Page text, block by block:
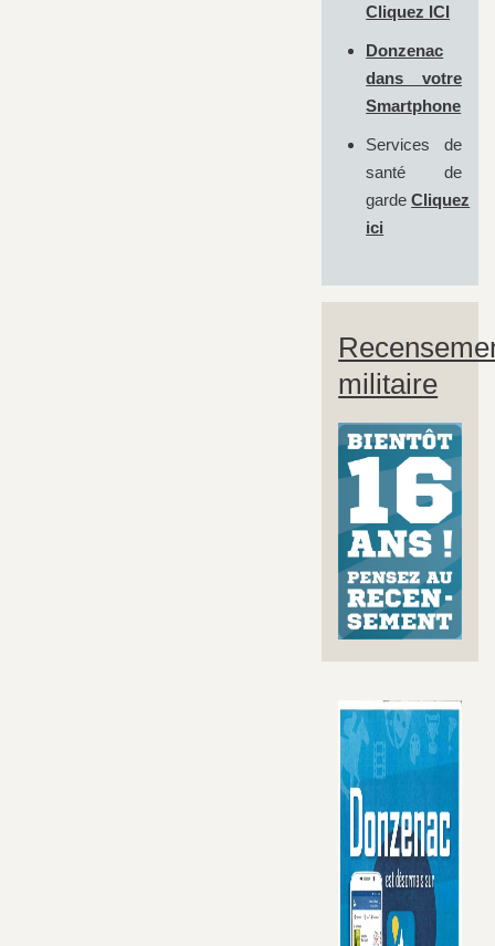
Cliquez ICI
Donzenac
dans votre
Smartphone
Services de
santé de
garde Cliquez
ici
militaire